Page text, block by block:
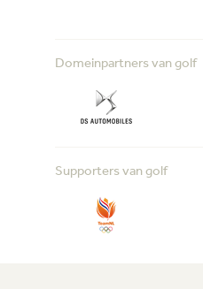
Domeinpartners van golf
Supporters van golf